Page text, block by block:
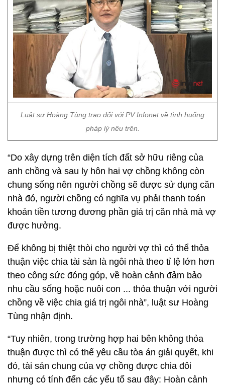
Luật sư Hoàng Tùng trao đổi với PV Infonet về tình huống
pháp lý nêu trên.
“Do xây dựng trên diện tích đất sở hữu riêng của
anh chồng và sau ly hôn hai vợ chồng không còn
chung sống nên người chồng sẽ được sử dụng căn
nhà đó, người chồng có nghĩa vụ phải thanh toán
khoản tiền tương đương phần giá trị căn nhà mà vợ
được hưởng.
Để không bị thiệt thòi cho người vợ thì có thể thỏa
thuận việc chia tài sản là ngôi nhà theo tỉ lệ lớn hơn
theo công sức đóng góp, về hoàn cảnh đảm bảo
nhu cầu sống hoặc nuôi con ... thỏa thuận với người
chồng về việc chia giá trị ngôi nhà”, luật sư Hoàng
Tùng nhận định.
“Tuy nhiên, trong trường hợp hai bên không thỏa
thuận được thì có thể yêu cầu tòa án giải quyết, khi
đó, tài sản chung của vợ chồng được chia đôi
nhưng có tính đến các yếu tố sau đây: Hoàn cảnh